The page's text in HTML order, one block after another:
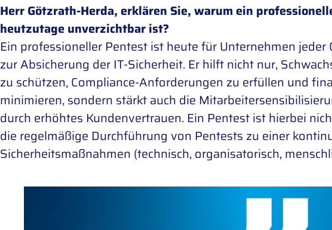
Herr Götzrath-Herda, erklären Sie, warum ein
heutzutage unverzichtbar ist?
Ein professioneller Pentest ist heute für Unternehmen
zur Absicherung der IT-Sicherheit. Er hilft nicht nur,
zu schützen, Compliance-Anforderungen zu erfüllen und
minimieren, sondern stärkt auch die
durch erhöhtes Kundenvertrauen. Ein Pentest ist hierbei
die regelmäßige Durchführung von Pentests zu einer
Sicherheitsmaßnahmen (technisch, organisatorisch,